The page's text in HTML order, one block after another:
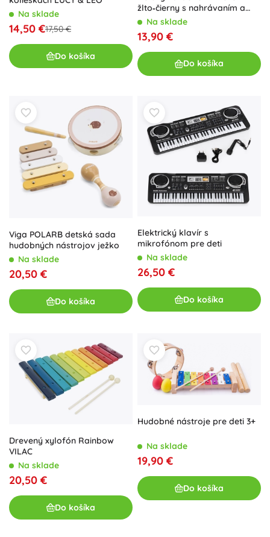
Na sklade
14,50 €17,50 €
Do košíka
žlto‑čierny s nahrávaním a
svetelnými efektmi
Na sklade
13,90 €
Do košíka
Viga POLARB detská sada
hudobných nástrojov ježko
Na sklade
20,50 €
Do košíka
Elektrický klavír s
mikrofónom pre deti
Na sklade
26,50 €
Do košíka
Drevený xylofón Rainbow
VILAC
Na sklade
20,50 €
Do košíka
Hudobné nástroje pre deti 3+
Na sklade
19,90 €
Do košíka